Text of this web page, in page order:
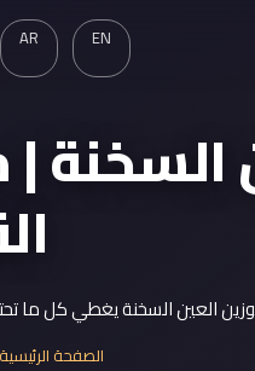
EN
AR
السخنة
العين السخنة يغطي كل ما
الصفحة الرئيسية